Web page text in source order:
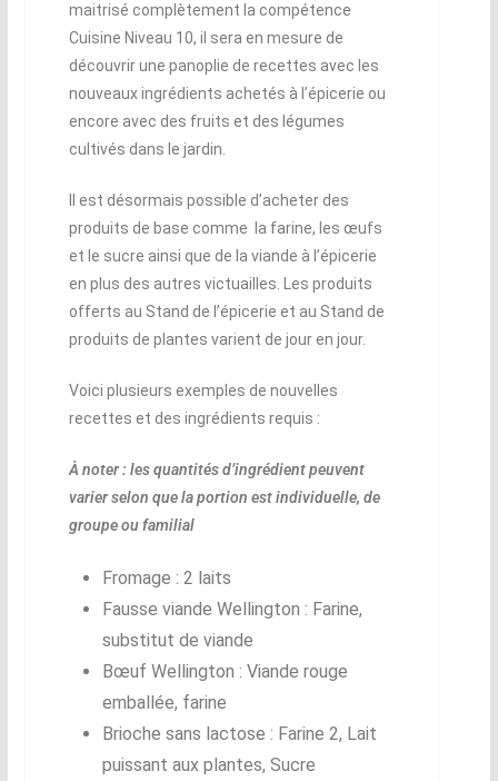
maitrisé complètement la compétence
Cuisine Niveau 10, il sera en mesure de
découvrir une panoplie de recettes avec les
nouveaux ingrédients achetés à l’épicerie ou
encore avec des fruits et des légumes
cultivés dans le jardin.
Il est désormais possible d’acheter des
produits de base comme la farine, les œufs
et le sucre ainsi que de la viande à l’épicerie
en plus des autres victuailles. Les produits
offerts au Stand de l’épicerie et au Stand de
produits de plantes varient de jour en jour.
Voici plusieurs exemples de nouvelles
recettes et des ingrédients requis :
À noter : les quantités d’ingrédient peuvent
varier selon que la portion est individuelle, de
groupe ou familial
Fromage : 2 laits
Fausse viande Wellington : Farine,
substitut de viande
Bœuf Wellington : Viande rouge
emballée, farine
Brioche sans lactose : Farine 2, Lait
puissant aux plantes, Sucre